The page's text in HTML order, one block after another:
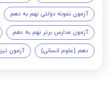
آزمون نمونه دولتی نهم به دهم
آزمون مدارس برتر نهم به دهم
دهم (علوم انسانی) آزمون